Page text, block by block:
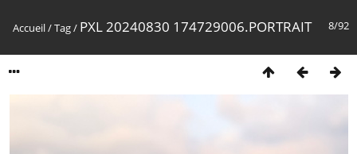
8/92
Accueil/Tag/ PXL 20240830 174729006.PORTRAIT